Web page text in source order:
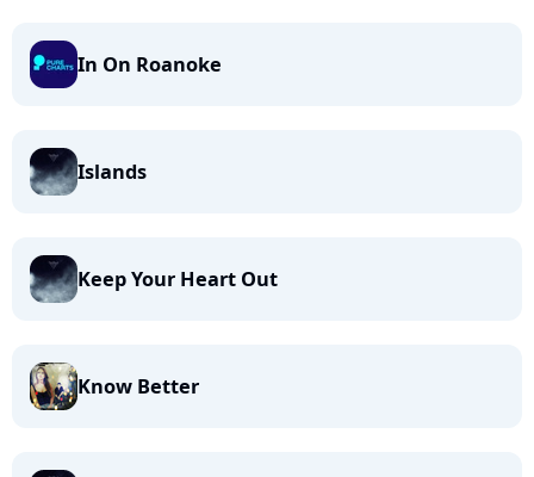
In On Roanoke
Islands
Keep Your Heart Out
Know Better